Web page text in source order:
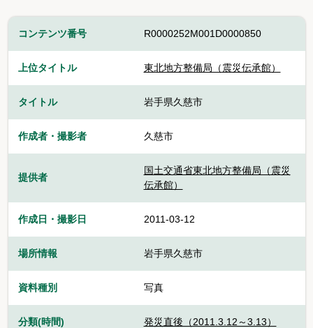
コンテンツ番号 R0000252M001D0000850
上位タイトル 東北地方整備局（震災伝承館）
タイトル 岩手県久慈市
作成者・撮影者 久慈市
提供者
国土交通省東北地方整備局（震災
伝承館）
作成日・撮影日 2011-03-12
場所情報 岩手県久慈市
資料種別 写真
分類(時間) 発災直後（2011.3.12～3.13）